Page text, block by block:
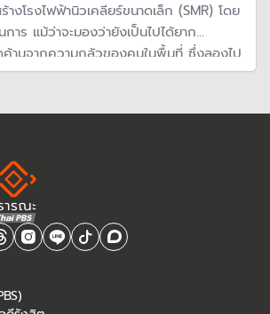
งโรงไฟฟ้านิวเคลียร์ขนาดเล็ก (SMR) โดย
าร แม้ว่าจะมองว่ายังเป็นไปได้ยาก
ค้านจากความกลัวของคนในพื้นที่ ซึ่งลองไป
ฟฟ้าประเภทนี้ว่ามีความเป็นไปได้แค่ไหน ทั้ง